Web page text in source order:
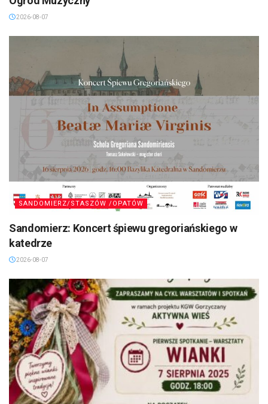
2026-08-07
SANDOMIERZ/STASZÓW /OPATÓW
Sandomierz: Koncert śpiewu gregoriańskiego w
katedrze
2026-08-07